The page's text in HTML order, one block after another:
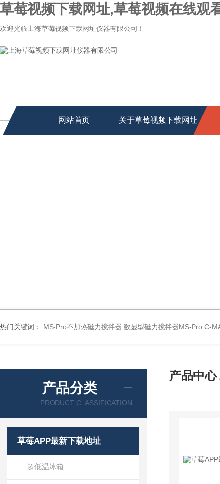
草莓视频下载网址,草莓视频在线观
欢迎光临上海草莓视频下载网址仪器有限公司！
网站首页 关于草莓视频下载网址
热门关键词： MS-Pro不加热磁力搅拌器 数显型磁力搅拌器MS-Pro C-
产品分类
PRODUCT CLASSIFICATION
草莓APP最新下载地址
超低温冰箱
产品中心